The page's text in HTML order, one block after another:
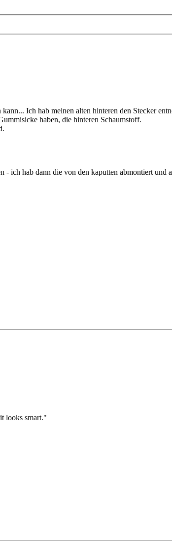
Ich hab meinen alten hinteren den Stecker
haben, die hinteren Schaumstoff.
- ich hab dann die von den kaputten abmontiert und
looks smart."